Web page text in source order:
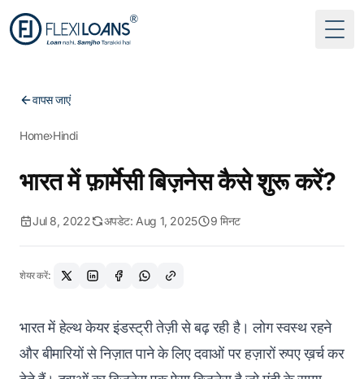
वापस जाएं
Home›Hindi
भारत में फ़ार्मेसी बिज़नेस कैसे शुरू करें?
Jul 8, 2022 अपडेट: Aug 1, 2025 9 मिनट
शेयर करें:
भारत में हेल्थ केयर इंडस्ट्री तेज़ी से बढ़ रही है। लोग स्वस्थ रहने
और बीमारियों से निज़ात पाने के लिए दवाओं पर हज़ारों रुपए ख़र्च कर